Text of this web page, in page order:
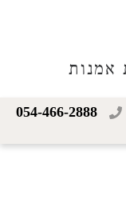
אמנות
054-466-2888